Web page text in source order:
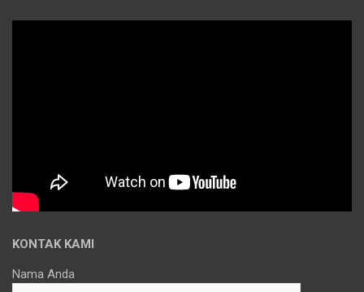
KONTAK KAMI
Nama Anda